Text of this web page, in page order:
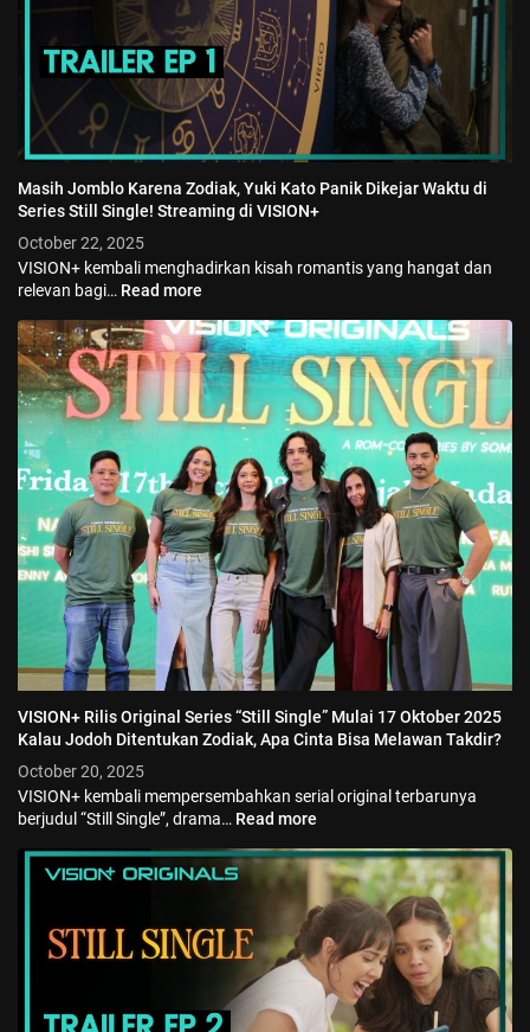
Masih Jomblo Karena Zodiak, Yuki Kato Panik Dikejar Waktu di
Series Still Single! Streaming di VISION+
October 22, 2025
VISION+ kembali menghadirkan kisah romantis yang hangat dan
relevan bagi… Read more
VISION+ Rilis Original Series “Still Single” Mulai 17 Oktober 2025
Kalau Jodoh Ditentukan Zodiak, Apa Cinta Bisa Melawan Takdir?
October 20, 2025
VISION+ kembali mempersembahkan serial original terbarunya
berjudul “Still Single”, drama… Read more